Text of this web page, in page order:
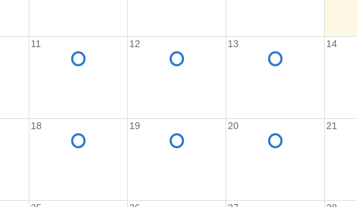
11 12 13 14
18 19 20 21